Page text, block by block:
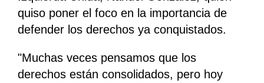
quiso poner el foco en la importancia de
defender los derechos ya conquistados.
"Muchas veces pensamos que los
derechos están consolidados, pero hoy